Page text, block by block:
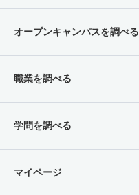
オープンキャンパスを調べる
職業を調べる
学問を調べる
マイページ